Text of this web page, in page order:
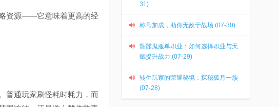
资源——它意味着更高的经
通玩家刷怪耗时耗力，而
31)
称号加成，助你无敌于战场 (07-30)
骷髅鬼服单职业：如何选择职业与天
赋提升战力 (07-29)
转生玩家的荣耀秘境：探秘狐月一族
(07-28)